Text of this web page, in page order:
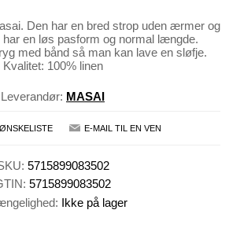
Den har en bred strop uden ærmer og
har en løs pasform og normal længde.
med bånd så man kan lave en sløfje.
Kvalitet: 100% linen
Leverandør: MASAI
E-MAIL TIL EN VEN
5715899083502
5715899083502
Ikke på lager